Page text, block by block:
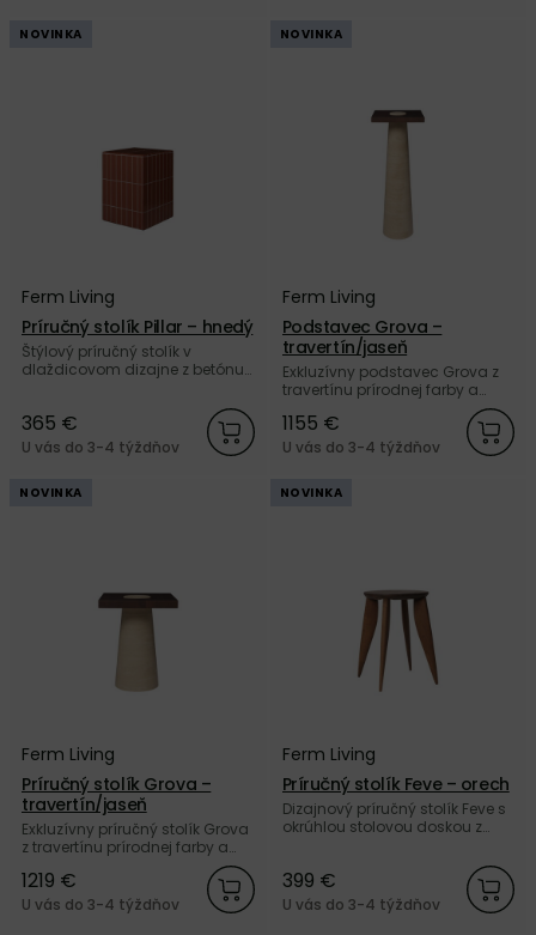
NOVINKA
Ferm Living
Príručný stolík Pillar – hnedý
Štýlový príručný stolík v
dlaždicovom dizajne z betónu
vláknami v hnedej farbe od
dánskej značky Ferm Living.
365 €
U vás do 3-4 týždňov
NOVINKA
Ferm Living
Podstavec Grova –
travertín/jaseň
Exkluzívny podstavec Grova z
travertínu prírodnej farby a
karbonizovaného jaseňového
dreva od dánskej značky Ferm
Living.
1155 €
U vás do 3-4 týždňov
NOVINKA
Ferm Living
Príručný stolík Grova –
travertín/jaseň
Exkluzívny príručný stolík Grova
z travertínu prírodnej farby a
karbonizovaného jaseňového
dreva od dánskej značky Ferm
Living.
1219 €
U vás do 3-4 týždňov
NOVINKA
Ferm Living
Príručný stolík Feve – orech
Dizajnový príručný stolík Feve s
okrúhlou stolovou doskou z
od dánskej značky Ferm Living.
399 €
U vás do 3-4 týždňov